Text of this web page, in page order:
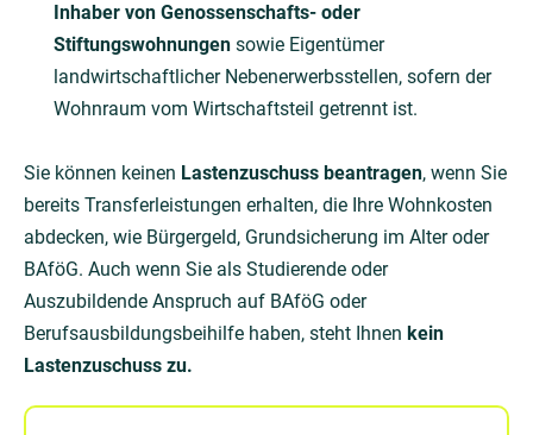
Inhaber von Genossenschafts- oder
Stiftungswohnungen sowie Eigentümer
landwirtschaftlicher Nebenerwerbsstellen, sofern der
Wohnraum vom Wirtschaftsteil getrennt ist.
Sie können keinen Lastenzuschuss beantragen, wenn Sie
bereits Transferleistungen erhalten, die Ihre Wohnkosten
abdecken, wie Bürgergeld, Grundsicherung im Alter oder
BAföG. Auch wenn Sie als Studierende oder
Auszubildende Anspruch auf BAföG oder
Berufsausbildungsbeihilfe haben, steht Ihnen kein
Lastenzuschuss zu.